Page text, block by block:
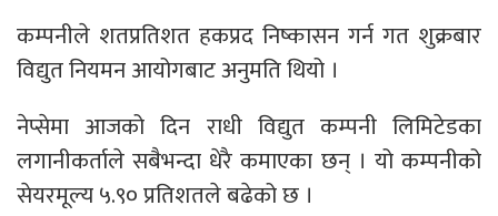
कम्पनीले शतप्रतिशत हकप्रद निष्कासन गर्न गत शुक्रबार
विद्युत नियमन आयोगबाट अनुमति थियो ।
नेप्सेमा आजको दिन राधी विद्युत कम्पनी लिमिटेडका
लगानीकर्ताले सबैभन्दा धेरै कमाएका छन् । यो कम्पनीको
सेयरमूल्य ५.९० प्रतिशतले बढेको छ ।